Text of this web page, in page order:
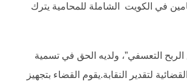
في الكويت الشاملة للمحامية يترك
التعسفي”، ولديه الحق في تسمية
لتقدير النقابة.يقوم القضاء بتجهيز